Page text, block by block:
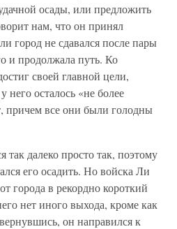
осады, или предложить
нам, что он принял
город не сдавался после пары
и продолжала путь. Ко
своей главной цели,
осталось «не более
причем все они были голодны
так далеко просто так, поэтому
его осадить. Но войска Ли
города в рекордно короткий
нет иного выхода, кроме как
он направился к